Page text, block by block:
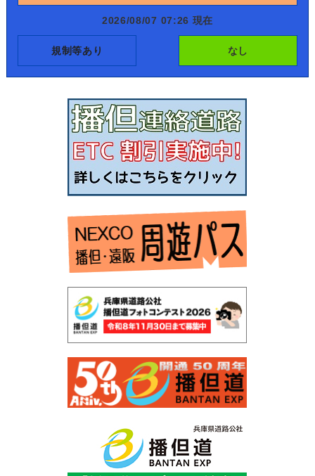
2026/08/07 07:26 現在
規制等あり なし